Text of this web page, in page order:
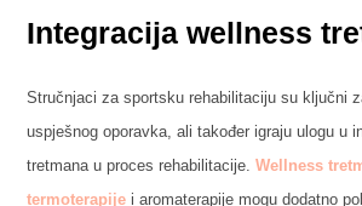
Integracija wellness
Stručnjaci za sportsku rehabilitaciju su ključni
uspješnog oporavka, ali također igraju ulogu u
tretmana u proces rehabilitacije. Wellness
termoterapijei aromaterapije mogu dodatno